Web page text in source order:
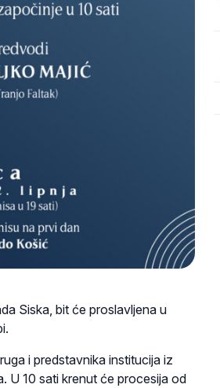
Siska, bit će proslavljena u
i predstavnika institucija iz
U 10 sati krenut će procesija od